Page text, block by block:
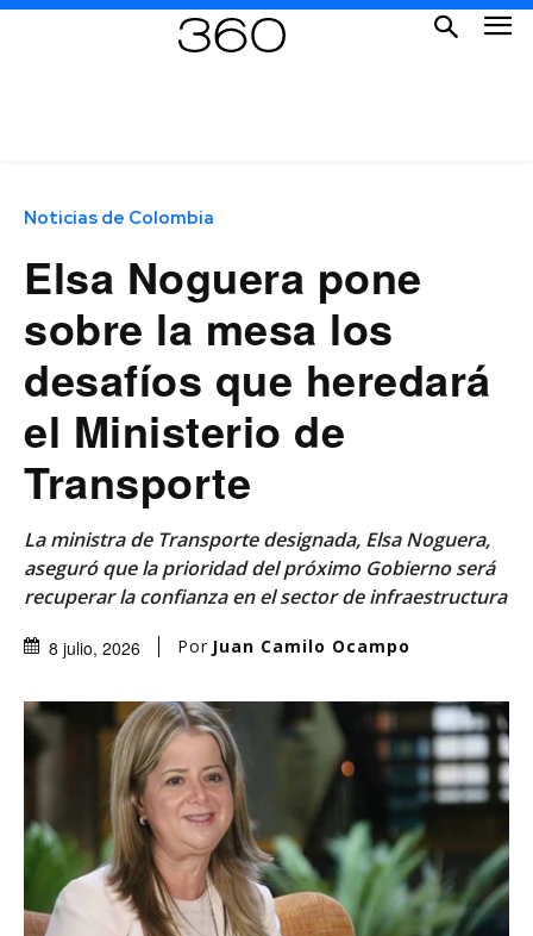
Noticias de Colombia
Elsa Noguera pone
sobre la mesa los
desafíos que heredará
el Ministerio de
Transporte
La ministra de Transporte designada, Elsa Noguera,
aseguró que la prioridad del próximo Gobierno será
recuperar la confianza en el sector de infraestructura
8 julio, 2026 Por Juan Camilo Ocampo